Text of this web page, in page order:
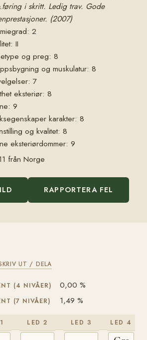
i skritt. Ledig trav. Gode
(2007)
2
II
og preg: 8
og muskulatur: 8
7
eksteriør: 8
9
karakter: 8
og kvalitet: 8
eksteriørdommer: 9
från Norge
RAPPORTERA FEL
UT / DELA
(4 NIVÅER) 0,00 %
(7 NIVÅER) 1,49 %
LED 2 LED 3 LED 4